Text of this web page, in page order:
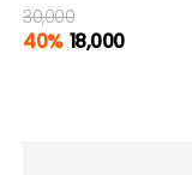
30,000
40% 18,000